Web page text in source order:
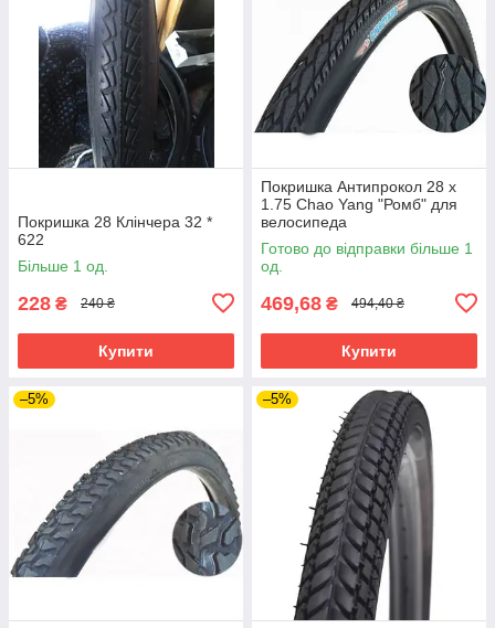
Покришка 28 Клінчера 32 *
622
Більше 1 од.
228 ₴ 240 ₴
Купити
Покришка Антипрокол 28 х
1.75 Chao Yang "Ромб" для
велосипеда
Готово до відправки більше 1
од.
469,68 ₴ 494,40 ₴
Купити
–5% –5%